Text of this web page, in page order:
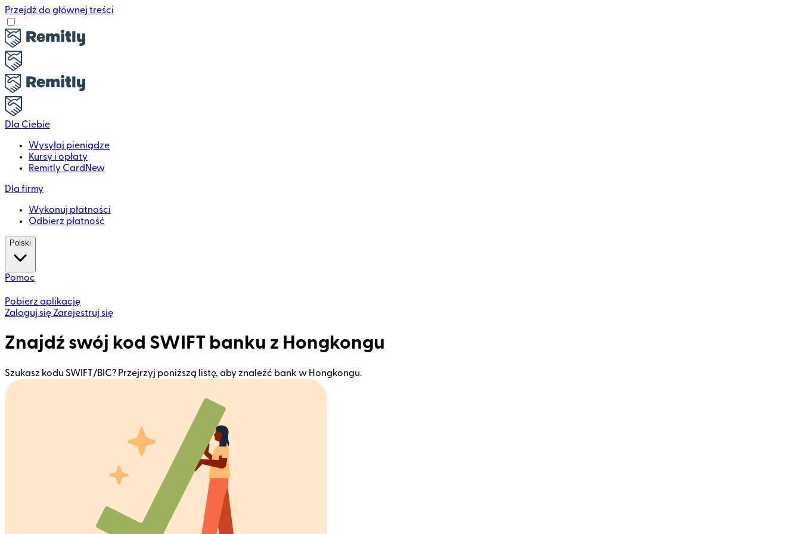
Przejdź do głównej treści
Dla Ciebie
Wysyłaj pieniądze
Kursy i opłaty
Remitly Card New
Dla firmy
Wykonuj płatności
Odbierz płatność
Polski
Pomoc
Pobierz aplikację
Zaloguj się Zarejestruj się
Znajdź swój kod SWIFT banku z Hongkongu
Szukasz kodu SWIFT/BIC? Przejrzyj poniższą listę, aby znaleźć bank w Hongkongu.